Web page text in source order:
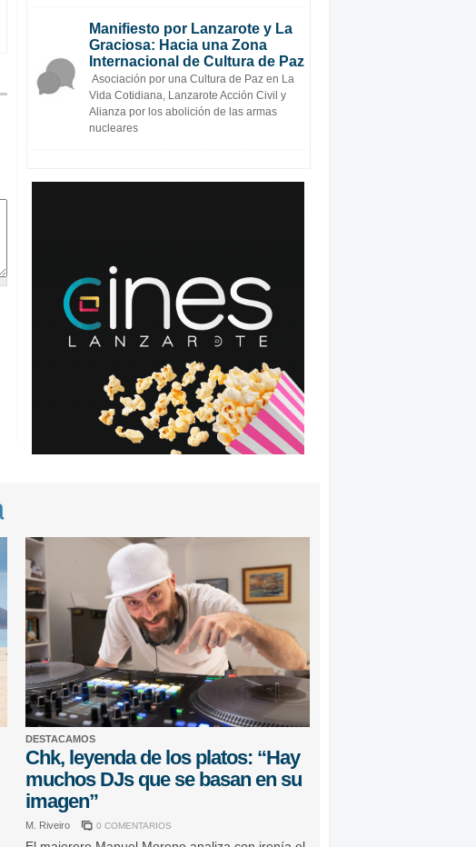
Manifiesto por Lanzarote y La
Graciosa: Hacia una Zona
Internacional de Cultura de Paz
Asociación por una Cultura de Paz en La
Vida Cotidiana, Lanzarote Acción Civil y
Alianza por los abolición de las armas
nucleares
DESTACAMOS
Chk, leyenda de los platos: “Hay
muchos DJs que se basan en su
imagen”
M. Riveiro 0 COMENTARIOS